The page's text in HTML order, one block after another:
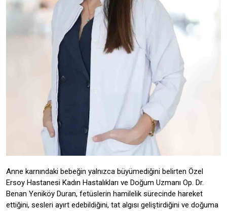
Anne karnındaki bebeğin yalnızca büyümediğini belirten Özel
Ersoy Hastanesi Kadın Hastalıkları ve Doğum Uzmanı Op. Dr.
Benan Yeniköy Duran, fetüslerin hamilelik sürecinde hareket
ettiğini, sesleri ayırt edebildiğini, tat algısı geliştirdiğini ve doğuma